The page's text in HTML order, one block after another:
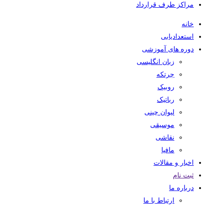
مراکز طرف قرارداد
خانه
استعدادیابی
دوره های آموزشی
زبان انگلیسی
چرتکه
روبیک
رباتیک
لیوان چینی
موسیقی
نقاشی
مافیا
اخبار و مقالات
ثبت نام
درباره ما
ارتباط با ما